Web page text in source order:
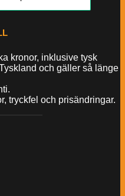
kronor, inklusive tysk
och gäller så länge
tryckfel och prisändringar.